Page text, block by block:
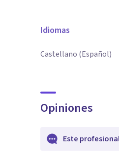
Idiomas
Castellano (Español)
Opiniones
Este